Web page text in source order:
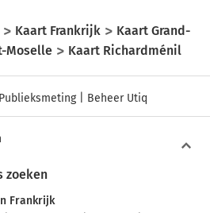
Kaart Frankrijk
Kaart Grand-
Moselle Kaart Richardménil
Publieksmeting| Beheer Utiq
zoeken
Frankrijk